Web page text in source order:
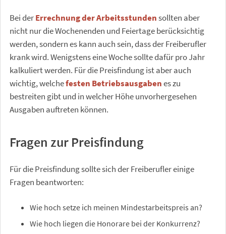
Bei derErrechnung der Arbeitsstundensollten aber
nicht nur die Wochenenden und Feiertage berücksichtig
werden, sondern es kann auch sein, dass der Freiberufler
krank wird. Wenigstens eine Woche sollte dafür pro Jahr
kalkuliert werden. Für die Preisfindung ist aber auch
wichtig, welchefesten Betriebsausgabenes zu
bestreiten gibt und in welcher Höhe unvorhergesehen
Ausgaben auftreten können.
Fragen zur Preisfindung
Für die Preisfindung sollte sich der Freiberufler einige
Fragen beantworten:
Wie hoch setze ich meinen Mindestarbeitspreis an?
Wie hoch liegen die Honorare bei der Konkurrenz?